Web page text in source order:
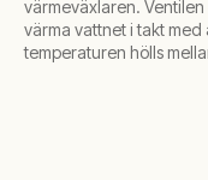
värmeväxlaren.
värma vattnet i takt
temperaturen hölls